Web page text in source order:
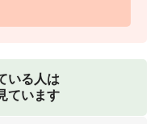
いる人は
ています